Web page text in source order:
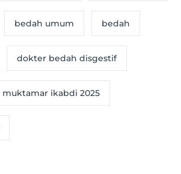
bedah umum bedah
dokter bedah disgestif
muktamar ikabdi 2025